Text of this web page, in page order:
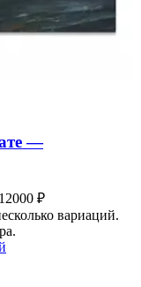
—
₽
вариаций.